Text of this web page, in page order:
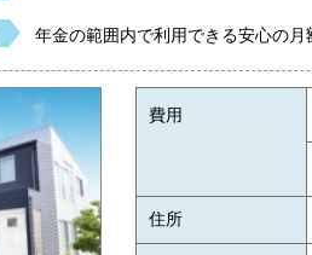
年金の範囲内で利用できる安心の月
費用
住所